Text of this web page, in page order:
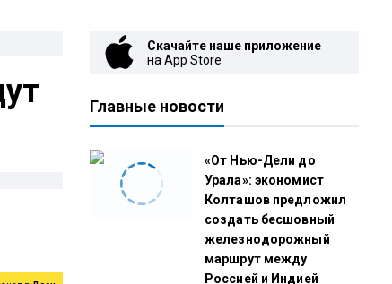
Скачайте наше приложение
на App Store
Главные новости
«От Нью-Дели до
Урала»: экономист
Колташов предложил
создать бесшовный
железнодорожный
маршрут между
Россией и Индией